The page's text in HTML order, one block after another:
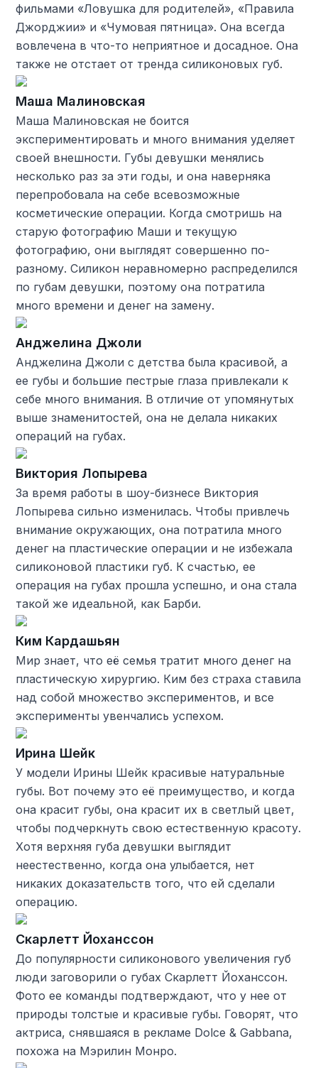
фильмами «Ловушка для родителей», «Правила
Джорджии» и «Чумовая пятница». Она всегда
вовлечена в что-то неприятное и досадное. Она
также не отстает от тренда силиконовых губ.
Маша Малиновская
Маша Малиновская не боится
экспериментировать и много внимания уделяет
своей внешности. Губы девушки менялись
несколько раз за эти годы, и она наверняка
перепробовала на себе всевозможные
косметические операции. Когда смотришь на
старую фотографию Маши и текущую
фотографию, они выглядят совершенно по-
разному. Силикон неравномерно распределился
по губам девушки, поэтому она потратила
много времени и денег на замену.
Анджелина Джоли
Анджелина Джоли с детства была красивой, а
ее губы и большие пестрые глаза привлекали к
себе много внимания. В отличие от упомянутых
выше знаменитостей, она не делала никаких
операций на губах.
Виктория Лопырева
За время работы в шоу-бизнесе Виктория
Лопырева сильно изменилась. Чтобы привлечь
внимание окружающих, она потратила много
денег на пластические операции и не избежала
силиконовой пластики губ. К счастью, ее
операция на губах прошла успешно, и она стала
такой же идеальной, как Барби.
Ким Кардашьян
Мир знает, что её семья тратит много денег на
пластическую хирургию. Ким без страха ставила
над собой множество экспериментов, и все
эксперименты увенчались успехом.
Ирина Шейк
У модели Ирины Шейк красивые натуральные
губы. Вот почему это её преимущество, и когда
она красит губы, она красит их в светлый цвет,
чтобы подчеркнуть свою естественную красоту.
Хотя верхняя губа девушки выглядит
неестественно, когда она улыбается, нет
никаких доказательств того, что ей сделали
операцию.
Скарлетт Йоханссон
До популярности силиконового увеличения губ
люди заговорили о губах Скарлетт Йоханссон.
Фото ее команды подтверждают, что у нее от
природы толстые и красивые губы. Говорят, что
актриса, снявшаяся в рекламе Dolce & Gabbana,
похожа на Мэрилин Монро.